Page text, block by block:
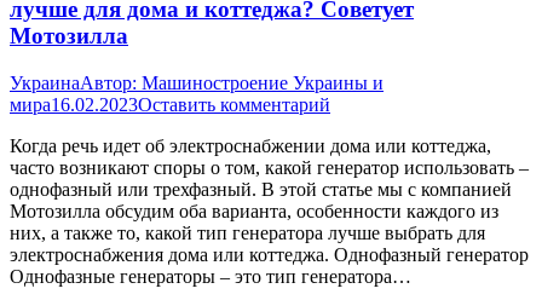
лучше для дома и коттеджа? Советует
Мотозилла
УкраинаАвтор: Машиностроение Украины и
мира16.02.2023Оставить комментарий
Когда речь идет об электроснабжении дома или коттеджа,
часто возникают споры о том, какой генератор использовать –
однофазный или трехфазный. В этой статье мы с компанией
Мотозилла обсудим оба варианта, особенности каждого из
них, а также то, какой тип генератора лучше выбрать для
электроснабжения дома или коттеджа. Однофазный генератор
Однофазные генераторы – это тип генератора…